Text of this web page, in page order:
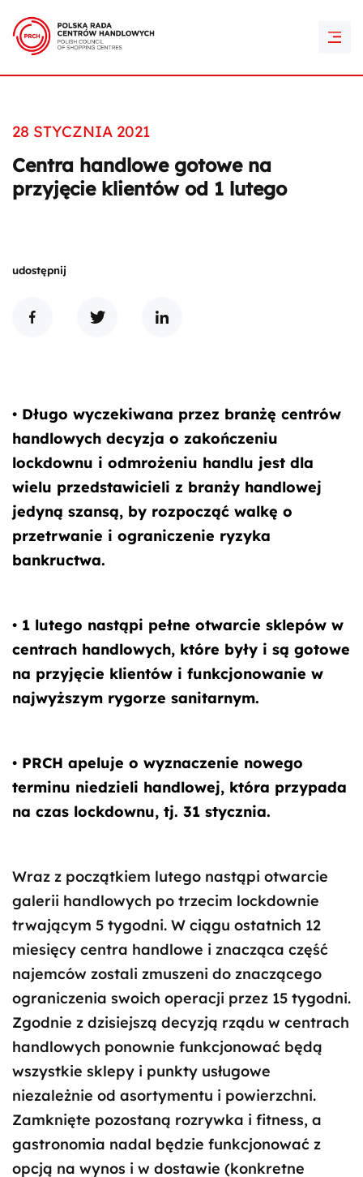
28 STYCZNIA 2021
Centra handlowe gotowe na
przyjęcie klientów od 1 lutego
udostępnij
• Długo wyczekiwana przez branżę centrów
handlowych decyzja o zakończeniu
lockdownu i odmrożeniu handlu jest dla
wielu przedstawicieli z branży handlowej
jedyną szansą, by rozpocząć walkę o
przetrwanie i ograniczenie ryzyka
bankructwa.
• 1 lutego nastąpi pełne otwarcie sklepów w
centrach handlowych, które były i są gotowe
na przyjęcie klientów i funkcjonowanie w
najwyższym rygorze sanitarnym.
• PRCH apeluje o wyznaczenie nowego
terminu niedzieli handlowej, która przypada
na czas lockdownu, tj. 31 stycznia.
Wraz z początkiem lutego nastąpi otwarcie
galerii handlowych po trzecim lockdownie
trwającym 5 tygodni. W ciągu ostatnich 12
miesięcy centra handlowe i znacząca część
najemców zostali zmuszeni do znaczącego
ograniczenia swoich operacji przez 15 tygodni.
Zgodnie z dzisiejszą decyzją rządu w centrach
handlowych ponownie funkcjonować będą
wszystkie sklepy i punkty usługowe
niezależnie od asortymentu i powierzchni.
Zamknięte pozostaną rozrywka i fitness, a
gastronomia nadal będzie funkcjonować z
opcją na wynos i w dostawie (konkretne